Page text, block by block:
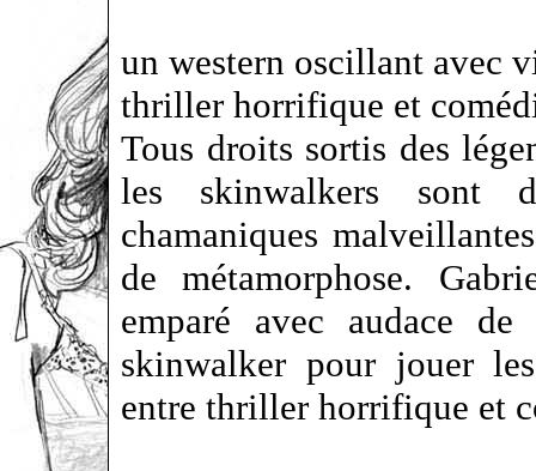
un western oscillant avec
thriller horrifique et
Tous droits sortis des
les skinwalkers sont
chamaniques
de métamorphose.
emparé avec audace
skinwalker pour jouer
entre thriller horrifique et